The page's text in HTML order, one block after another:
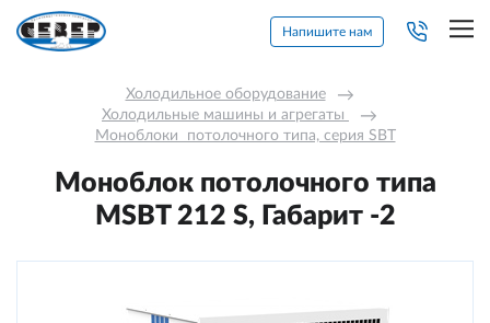
Напишите нам
Холодильное оборудование →
Холодильные машины и агрегаты →
Моноблоки  потолочного типа, серия SBT
Моноблок потолочного типа
MSBT 212 S, Габарит -2